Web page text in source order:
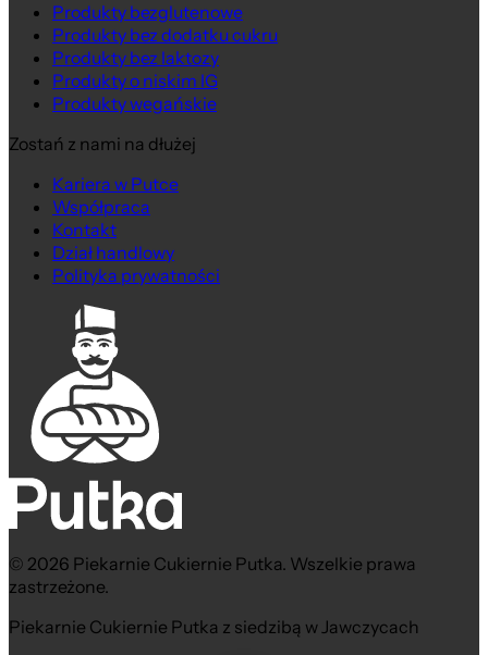
Produkty bezglutenowe
Produkty bez dodatku cukru
Produkty bez laktozy
Produkty o niskim IG
Produkty wegańskie
Zostań z nami na dłużej
Kariera w Putce
Współpraca
Kontakt
Dział handlowy
Polityka prywatności
© 2026 Piekarnie Cukiernie Putka. Wszelkie prawa
zastrzeżone.
Piekarnie Cukiernie Putka z siedzibą w Jawczycach